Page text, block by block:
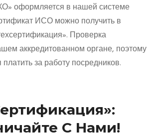
оформляется в нашей системе
ИСО можно получить в
Проверка
аккредитованном органе, поэтому
за работу посредников.
С Нами!